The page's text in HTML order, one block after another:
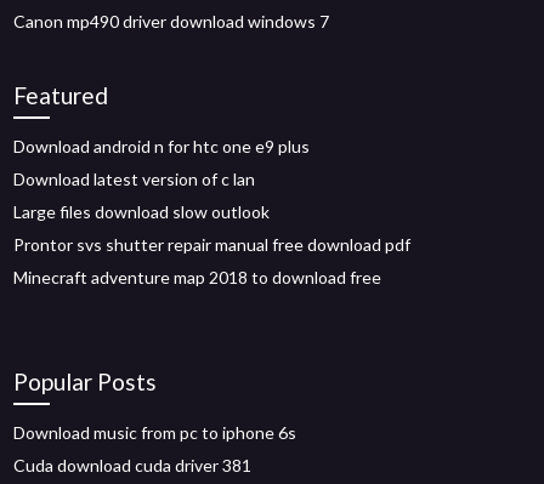
Canon mp490 driver download windows 7
Featured
Download android n for htc one e9 plus
Download latest version of c lan
Large files download slow outlook
Prontor svs shutter repair manual free download pdf
Minecraft adventure map 2018 to download free
Popular Posts
Download music from pc to iphone 6s
Cuda download cuda driver 381